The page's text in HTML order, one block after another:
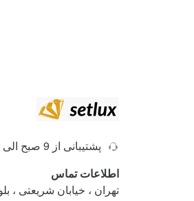
پشتیبانی از 9 صبح الی 23
اطلاعات تماس
تهران ، خیابان شریعتی ،